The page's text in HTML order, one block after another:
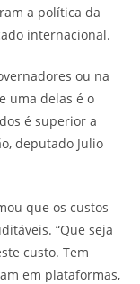
a política da
internacional.
ou na
uma delas é o
é superior a
deputado Julio
que os custos
“Que seja
custo. Tem
em plataformas,